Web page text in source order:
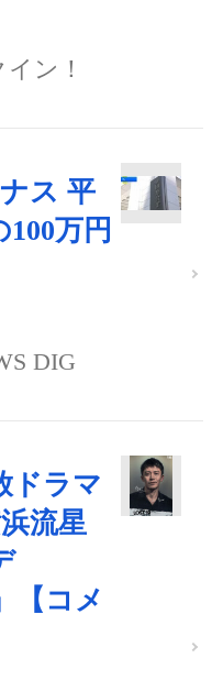
ン！
ス 平
万円
DIG
ドラマ
流星
【コメ